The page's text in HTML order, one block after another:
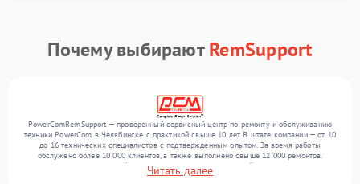
Почему выбираютRemSupport
PowerComRemSupport — проверенный сервисный центр по ремонту и обслуживанию
техники PowerCom в Челябинске с практикой свыше 10 лет. В штате компании — от 10
до 16 технических специалистов с подтвержденным опытом. За время работы
обслужено более 10 000 клиентов, а также выполнено свыше 12 000 ремонтов.
Ежемесячно в сервисный центр поступает более 300 устройств, включая , , . Мы
беремся за задачи любой сложности и обеспечиваем надежный результат благодаря
Читать далее